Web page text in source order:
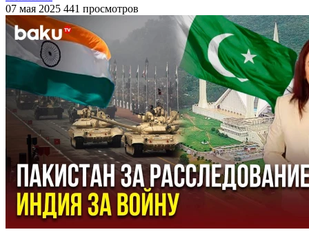
07 мая 2025 441 просмотров